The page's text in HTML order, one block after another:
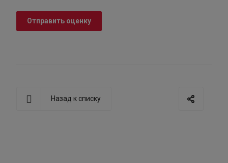
Отправить оценку
Назад к списку